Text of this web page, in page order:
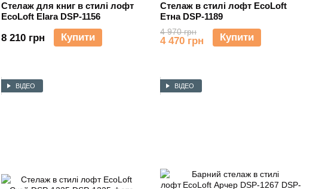
Стелаж для книг в стилі лофт
EcoLoft Elara DSP-1156
8 210 грн Купити
Стелаж в стилі лофт EcoLoft
Етна DSP-1189
4 970 грн
4 470 грн Купити
ВІДЕО ВІДЕО